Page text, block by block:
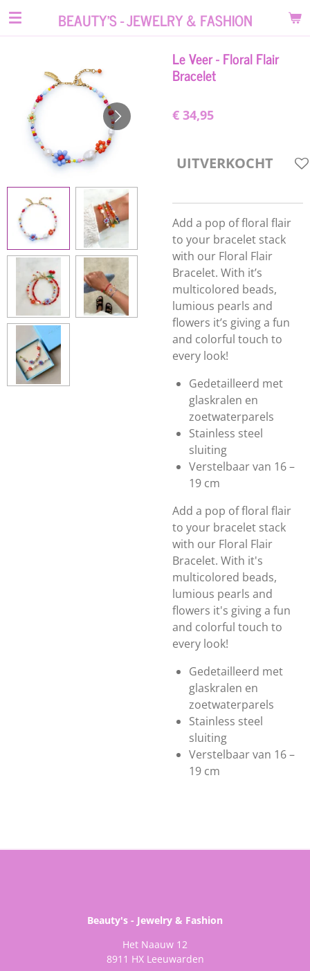
Ga
hoofdinhoud
BEAUTY'S - JEWELRY & FASHION
Le Veer - Floral Flair
Bracelet
€ 34,95
UITVERKOCHT
Add a pop of floral flair
to your bracelet stack
with our Floral Flair
Bracelet. With it’s
multicolored beads,
lumious pearls and
flowers it’s giving a fun
and colorful touch to
every look!
Gedetailleerd met
glaskralen en
zoetwaterparels
Stainless steel
sluiting
Verstelbaar van 16 –
19 cm
Add a pop of floral flair
to your bracelet stack
with our Floral Flair
Bracelet. With it's
multicolored beads,
lumious pearls and
flowers it's giving a fun
and colorful touch to
every look!
Gedetailleerd met
glaskralen en
zoetwaterparels
Stainless steel
sluiting
Verstelbaar van 16 –
19 cm
Beauty's - Jewelry & Fashion
Het Naauw 12
8911 HX Leeuwarden